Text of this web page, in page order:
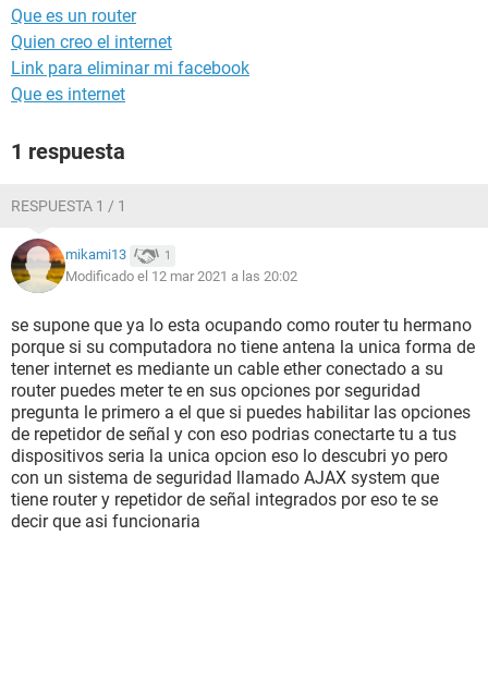
Que es un router
Quien creo el internet
Link para eliminar mi facebook
Que es internet
1 respuesta
RESPUESTA 1 / 1
mikami13 1
Modificado el 12 mar 2021 a las 20:02
se supone que ya lo esta ocupando como router tu hermano
porque si su computadora no tiene antena la unica forma de
tener internet es mediante un cable ether conectado a su
router puedes meter te en sus opciones por seguridad
pregunta le primero a el que si puedes habilitar las opciones
de repetidor de señal y con eso podrias conectarte tu a tus
dispositivos seria la unica opcion eso lo descubri yo pero
con un sistema de seguridad llamado AJAX system que
tiene router y repetidor de señal integrados por eso te se
decir que asi funcionaria